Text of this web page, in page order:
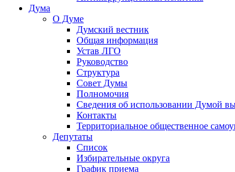
Дума
О Думе
Думский вестник
Общая информация
Устав ЛГО
Руководство
Структура
Совет Думы
Полномочия
Сведения об использовании Думой
Контакты
Территориальное общественное
Депутаты
Список
Избирательные округа
График приема